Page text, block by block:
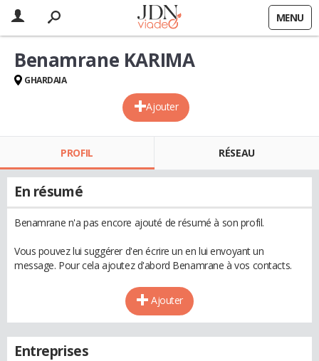
MENU
Ajouter
Benamrane KARIMA
GHARDAIA
PROFIL RÉSEAU
En résumé
Benamrane n'a pas encore ajouté de résumé à son profil.
Vous pouvez lui suggérer d'en écrire un en lui envoyant un
message. Pour cela ajoutez d'abord Benamrane à vos contacts.
Ajouter
Entreprises